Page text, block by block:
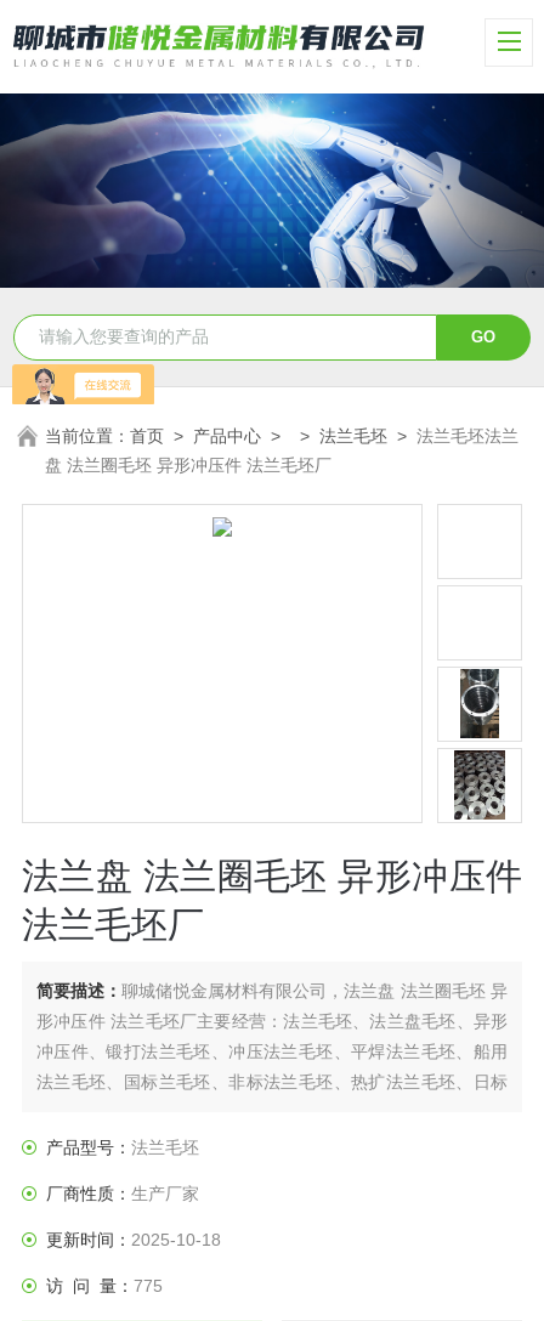
当前位置：首页 > 产品中心 > >法兰毛坯 >法兰毛坯法兰
盘 法兰圈毛坯 异形冲压件 法兰毛坯厂
法兰盘 法兰圈毛坯 异形冲压件
法兰毛坯厂
简要描述：聊城储悦金属材料有限公司，法兰盘 法兰圈毛坯 异
形冲压件 法兰毛坯厂主要经营：法兰毛坯、法兰盘毛坯、异形
冲压件、锻打法兰毛坯、冲压法兰毛坯、平焊法兰毛坯、船用
法兰毛坯、国标兰毛坯、非标法兰毛坯、热扩法兰毛坯、日标
产品型号： 法兰毛坯
厂商性质： 生产厂家
更新时间： 2025-10-18
访 问 量： 775